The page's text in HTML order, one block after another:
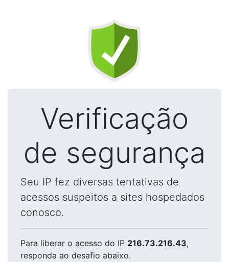
Verificação
de segurança
Seu IP fez diversas tentativas de
acessos suspeitos a sites hospedados
conosco.
Para liberar o acesso do IP 216.73.216.43,
responda ao desafio abaixo.